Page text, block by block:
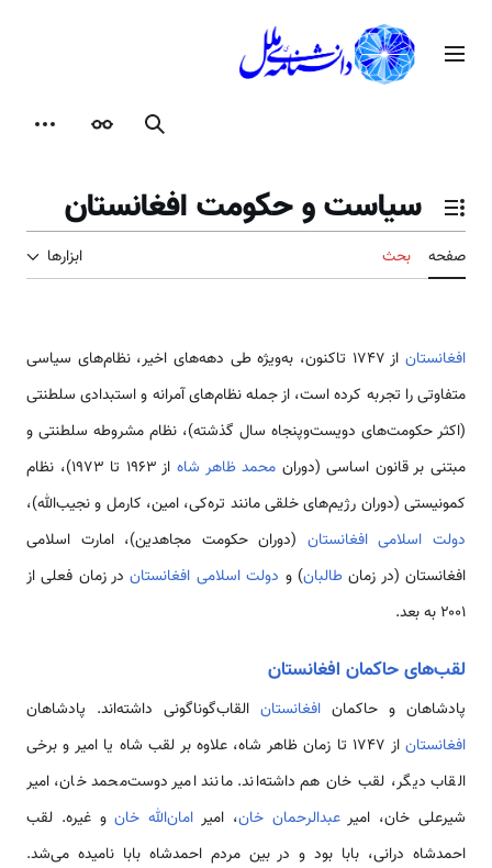
محتوامنوی اصلی
جستجوظاهر
تغییر وضعیت فهرست محتویات
سیاست و حکومت افغانستان
صفحه بحث ابزارها
افغانستان
از ۱۷۴۷ تاکنون، به‌ویژه طی دهه‌های اخیر، نظام‌های سیاسی
متفاوتی را تجربه کرده است، از جمله نظام‌های آمرانه و استبدادی سلطنتی
(اکثر حکومت‌های دویست‌وپنجاه سال گذشته)، نظام مشروطه سلطنتی و
مبتنی بر قانون اساسی (دوران محمد ظاهر شاه
از ۱۹۶۳ تا ۱۹۷۳)، نظام
کمونیستی (دوران رژیم‌های خلقی مانند تره‌کی، امین، کارمل و نجیب‌الله)،
دولت اسلامی افغانستان (دوران حکومت مجاهدین)، امارت اسلامی
افغانستان (در زمانطالبان) و دولت اسلامی افغانستاندر زمان فعلی از
۲۰۰۱ به بعد.
لقب‌های حاکمان افغانستان
پادشاهان و حاکمان افغانستان القاب‌گوناگونی داشته‌اند. پادشاهان
افغانستان
از ۱۷۴۷ تا زمان ظاهر شاه، علاوه بر لقب شاه یا امیر و برخی
القاب دیگر، لقب خان هم داشته‌اند. مانند امیر دوست‌محمد خان، امیر
شیرعلی خان، امیرعبدالرحمان خان، امیر امان‌الله خانو غیره. لقب
احمدشاه درانی، بابا بود و در بین مردم احمدشاه بابا نامیده می‌شد.